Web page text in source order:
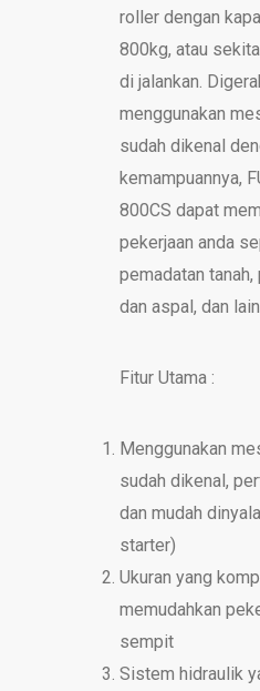
roller dengan
800kg, atau
di jalankan.
menggunakan
sudah dikenal
kemampuannya,
800CS dapat
pekerjaan anda
pemadatan tanah,
dan aspal, dan
Fitur Utama :
Menggunakan
sudah dikenal,
dan mudah
starter)
Ukuran yang
memudahkan
sempit
Sistem hidraulik